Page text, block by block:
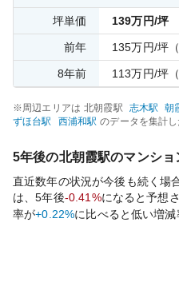
坪単価 139万円/坪
前年 135万円/坪
8年前 113万円/坪
※周辺エリアは 北朝霞駅 志木駅 朝
ずほ台駅 西浦和駅 のデータを集計
5年後の北朝霞駅のマンショ
直近数年の状況が今後も続く場
は、5年後-0.41%になると予想
率が+0.22%に比べると低い増減